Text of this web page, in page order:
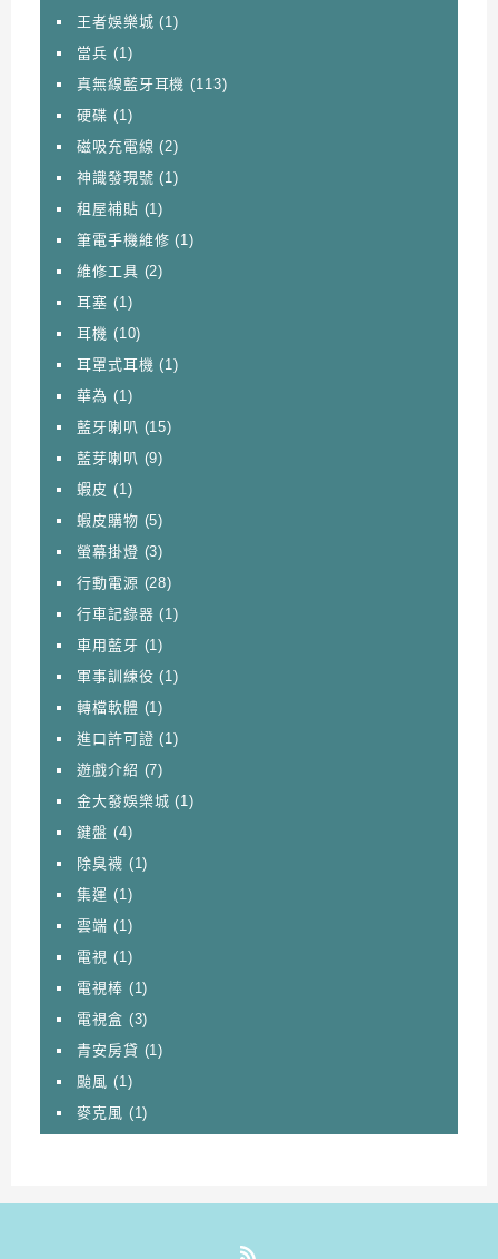
王者娛樂城 (1)
當兵 (1)
真無線藍牙耳機 (113)
硬碟 (1)
磁吸充電線 (2)
神識發現號 (1)
租屋補貼 (1)
筆電手機維修 (1)
維修工具 (2)
耳塞 (1)
耳機 (10)
耳罩式耳機 (1)
華為 (1)
藍牙喇叭 (15)
藍芽喇叭 (9)
蝦皮 (1)
蝦皮購物 (5)
螢幕掛燈 (3)
行動電源 (28)
行車記錄器 (1)
車用藍牙 (1)
軍事訓練役 (1)
轉檔軟體 (1)
進口許可證 (1)
遊戲介紹 (7)
金大發娛樂城 (1)
鍵盤 (4)
除臭襪 (1)
集運 (1)
雲端 (1)
電視 (1)
電視棒 (1)
電視盒 (3)
青安房貸 (1)
颱風 (1)
麥克風 (1)